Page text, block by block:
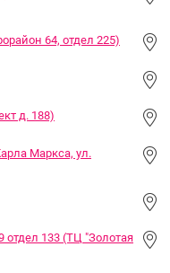
64, отдел 225)
д. 188)
Маркса, ул.
отдел 133 (ТЦ "Золотая